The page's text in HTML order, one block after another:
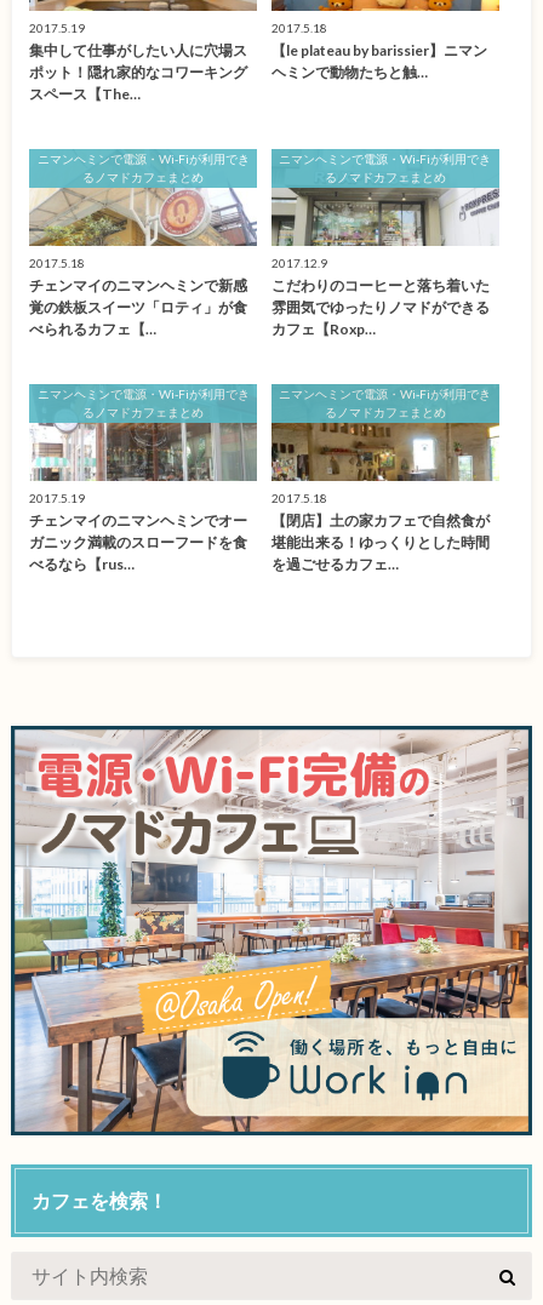
2017.5.19
集中して仕事がしたい人に穴場ス
ポット！隠れ家的なコワーキング
スペース【The…
2017.5.18
【le plateau by barissier】ニマン
ヘミンで動物たちと触…
ニマンヘミンで電源・Wi-Fiが利用でき
るノマドカフェまとめ
2017.5.18
チェンマイのニマンヘミンで新感
覚の鉄板スイーツ「ロティ」が食
べられるカフェ【…
ニマンヘミンで電源・Wi-Fiが利用でき
るノマドカフェまとめ
2017.12.9
こだわりのコーヒーと落ち着いた
雰囲気でゆったりノマドができる
カフェ【Roxp…
ニマンヘミンで電源・Wi-Fiが利用でき
るノマドカフェまとめ
2017.5.19
チェンマイのニマンヘミンでオー
ガニック満載のスローフードを食
べるなら【rus…
ニマンヘミンで電源・Wi-Fiが利用でき
るノマドカフェまとめ
2017.5.18
【閉店】土の家カフェで自然食が
堪能出来る！ゆっくりとした時間
を過ごせるカフェ…
カフェを検索！